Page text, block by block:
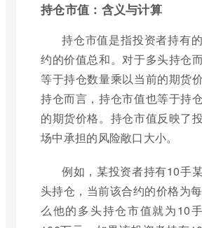
持仓市值：含义与计算
持仓市值是指投资者持有
约的价值总和。对于多头持仓
等于持仓数量乘以当前的期货
持仓而言，持仓市值也等于持
的期货价格。持仓市值反映了
场中承担的风险敞口大小。
例如，某投资者持有10手
头持仓，当前该合约的价格为
么他的多头持仓市值就为10